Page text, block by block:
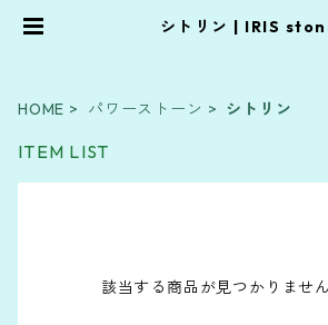
シトリン | IRIS
HOME パワーストーン シトリン
ITEM LIST
該当する商品が見つかりませ